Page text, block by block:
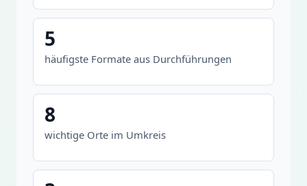
5
häufigste Formate aus Durchführungen
8
wichtige Orte im Umkreis